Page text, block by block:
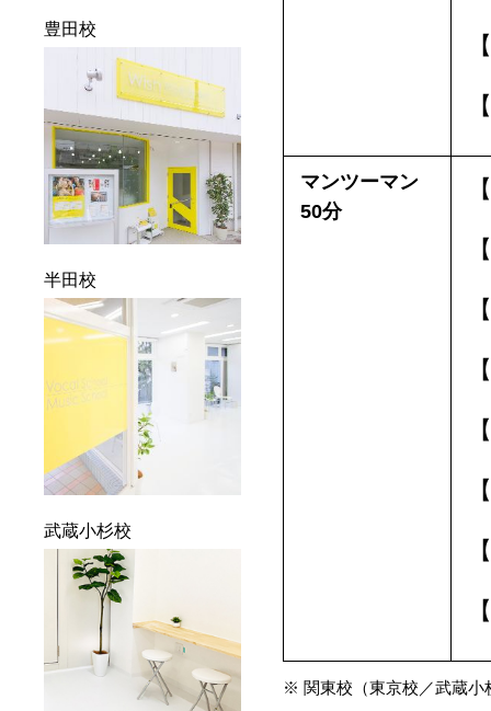
マンツーマン
50分
※ 関東校（東京校／武蔵小
豊田校
半田校
武蔵小杉校